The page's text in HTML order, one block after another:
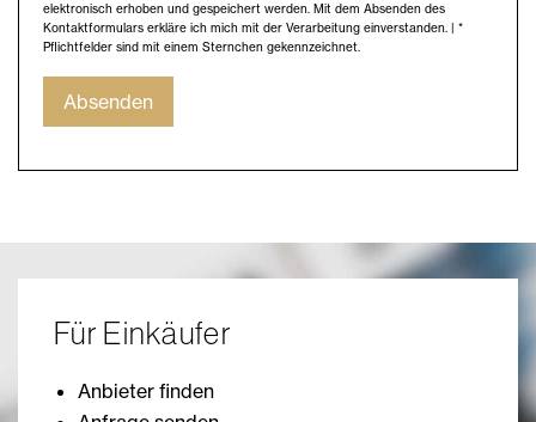
elektronisch erhoben und gespeichert werden. Mit dem Absenden des
Kontaktformulars erkläre ich mich mit der Verarbeitung einverstanden. | *
Pflichtfelder sind mit einem Sternchen gekennzeichnet.
Absenden
Für Einkäufer
Anbieter finden